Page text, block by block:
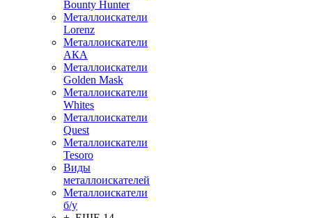
Bounty Hunter
Металлоискатели
Lorenz
Металлоискатели
АКА
Металлоискатели
Golden Mask
Металлоискатели
Whites
Металлоискатели
Quest
Металлоискатели
Tesoro
Виды
металлоискателей
Металлоискатели
б/у